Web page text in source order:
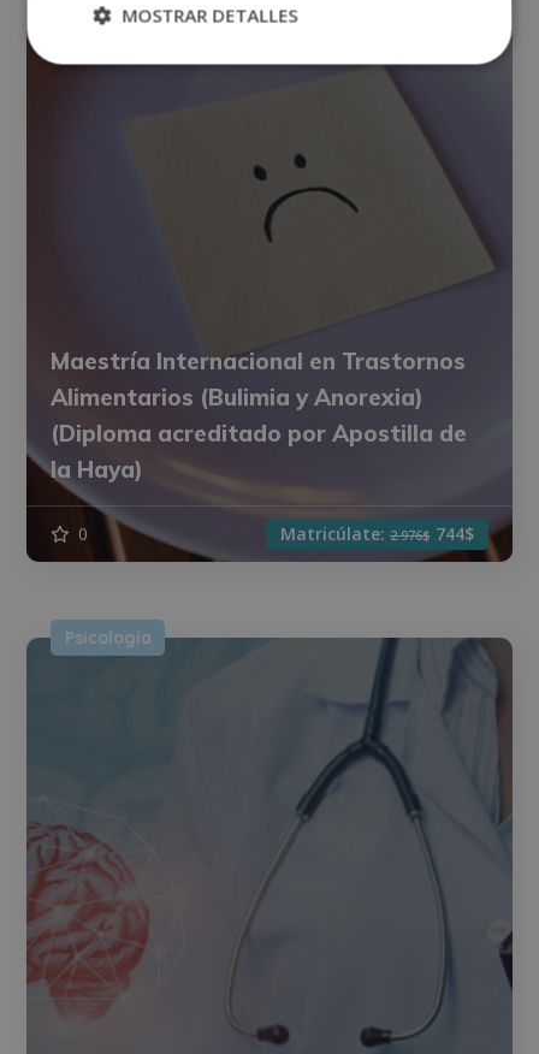
Maestría Internacional en Trastornos
Alimentarios (Bulimia y Anorexia)
(Diploma acreditado por Apostilla de
la Haya)
0 Matricúlate: 2.976$ 744$
Psicología
MOSTRAR DETALLES